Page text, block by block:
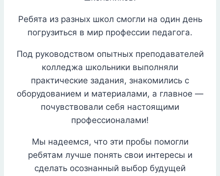
Ребята из разных школ смогли на один день
погрузиться в мир профессии педагога.
Под руководством опытных преподавателей
колледжа школьники выполняли
практические задания, знакомились с
оборудованием и материалами, а главное —
почувствовали себя настоящими
профессионалами!
Мы надеемся, что эти пробы помогли
ребятам лучше понять свои интересы и
сделать осознанный выбор будущей